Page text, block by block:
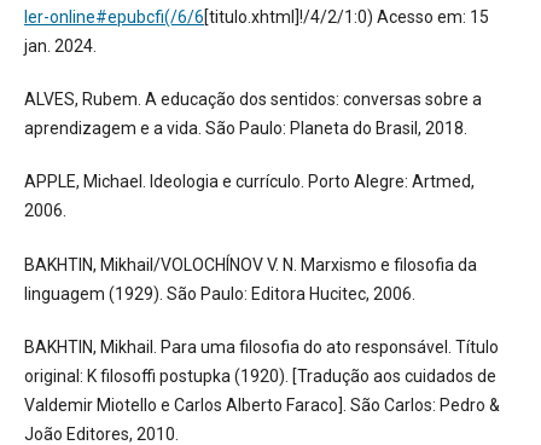
ler-online#epubcfi(/6/6[titulo.xhtml]!/4/2/1:0) Acesso em: 15
jan. 2024.
ALVES, Rubem. A educação dos sentidos: conversas sobre a
aprendizagem e a vida. São Paulo: Planeta do Brasil, 2018.
APPLE, Michael. Ideologia e currículo. Porto Alegre: Artmed,
2006.
BAKHTIN, Mikhail/VOLOCHÍNOV V. N. Marxismo e filosofia da
linguagem (1929). São Paulo: Editora Hucitec, 2006.
BAKHTIN, Mikhail. Para uma filosofia do ato responsável. Título
original: K filosoffi postupka (1920). [Tradução aos cuidados de
Valdemir Miotello e Carlos Alberto Faraco]. São Carlos: Pedro &
João Editores, 2010.